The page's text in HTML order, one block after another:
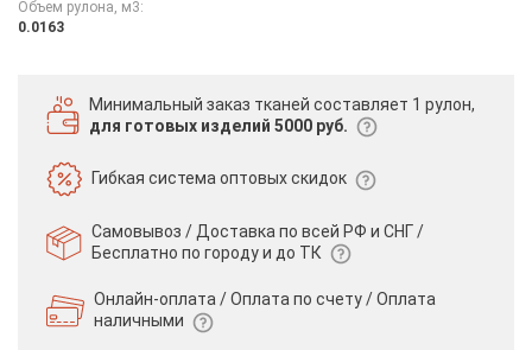
Объем рулона, м3:
0.0163
Минимальный заказ тканей составляет 1 рулон,
для готовых изделий 5000 руб.
Гибкая системаоптовых скидок
Самовывоз / Доставка по всей РФ и СНГ /
Бесплатно по городу и до ТК
Онлайн-оплата / Оплата по счету /Оплата
наличными